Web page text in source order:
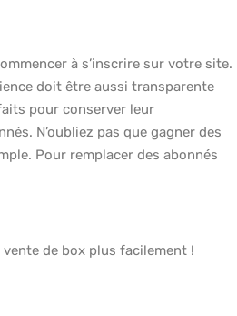
à s’inscrire sur votre site.
doit être aussi transparente
pour conserver leur
N’oubliez pas que gagner des
Pour remplacer des abonnés
de box plus facilement !